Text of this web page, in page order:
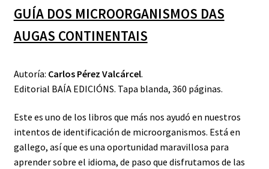
GUÍA DOS MICROORGANISMOS DAS
AUGAS CONTINENTAIS
Autoría: Carlos Pérez Valcárcel.
Editorial BAÍA EDICIÓNS. Tapa blanda, 360 páginas.
Este es uno de los libros que más nos ayudó en nuestros
intentos de identificación de microorganismos. Está en
gallego, así que es una oportunidad maravillosa para
aprender sobre el idioma, de paso que disfrutamos de las